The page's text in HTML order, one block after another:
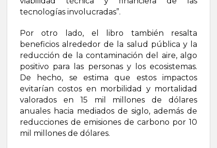
tecnologías involucradas”.
Por otro lado, el libro también resalta
beneficios alrededor de la salud pública y la
reducción de la contaminación del aire, algo
positivo para las personas y los ecosistemas.
De hecho, se estima que estos impactos
evitarían costos en morbilidad y mortalidad
valorados en 15 mil millones de dólares
anuales hacia mediados de siglo, además de
reducciones de emisiones de carbono por 10
mil millones de dólares.